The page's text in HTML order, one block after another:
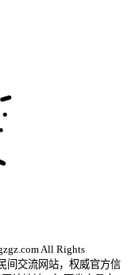
All Rights
间交流网站，权威官方信